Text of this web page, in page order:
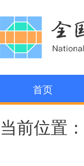
首页
当前位置：